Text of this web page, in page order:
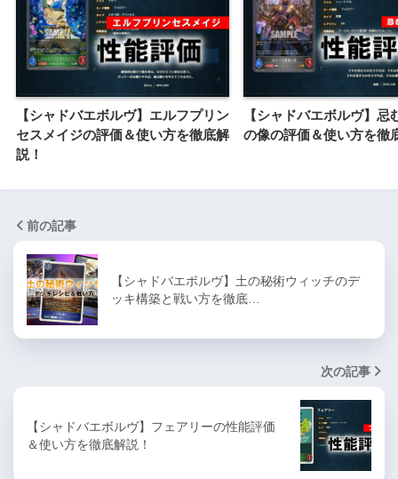
【シャドバエボルヴ】エルフプリン
セスメイジの評価＆使い方を徹底解
説！
【シャドバエボルヴ】忌
の像の評価＆使い方を徹
前の記事
【シャドバエボルヴ】土の秘術ウィッチのデ
ッキ構築と戦い方を徹底…
次の記事
【シャドバエボルヴ】フェアリーの性能評価
＆使い方を徹底解説！